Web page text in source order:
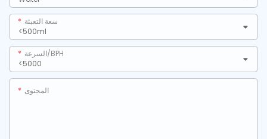
سعة التعبئة
السرعة/BPH
المحتوى